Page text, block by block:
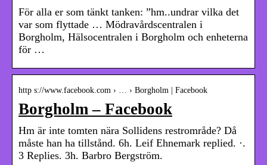
För alla er som tänkt tanken: ”hm..undrar vilka det
var som flyttade … Mödravårdscentralen i
Borgholm, Hälsocentralen i Borgholm och enheterna
för …
http s://www.facebook.com › … › Borgholm | Facebook
Borgholm – Facebook
Hm är inte tomten nära Sollidens restrområde? Då
måste han ha tillstånd. 6h. Leif Ehnemark replied. ·.
3 Replies. 3h. Barbro Bergström.